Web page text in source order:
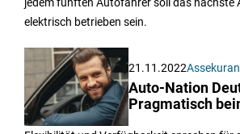
jedem fünften Autofahrer soll das nächste
elektrisch betrieben sein.
21.11.2022
Auto-Nation
Pragmatisch